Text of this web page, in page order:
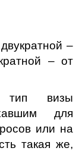
–
– от
тип визы
для
или на
такая же,